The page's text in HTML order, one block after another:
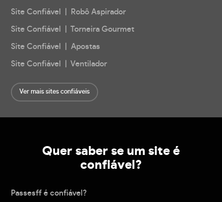
Site Confiável | Robô Aspirador
Site Confiável | Torneira Gourmet
Site Confiável | Apostas
Site Confiável | Ventilador
Ver mais sites confiáveis
Quer saber se um site é
confiável?
Passesff é confiável?